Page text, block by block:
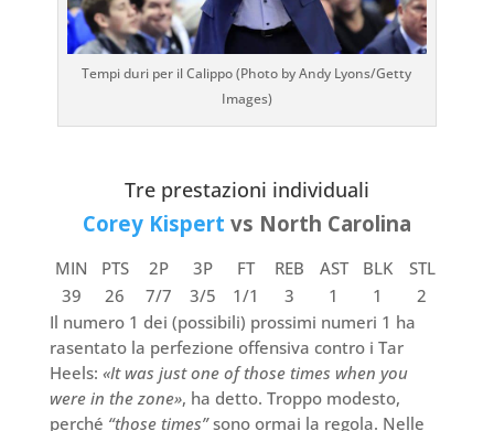
Tempi duri per il Calippo (Photo by Andy Lyons/Getty
Images)
Tre prestazioni individuali
Corey Kispert vs North Carolina
MIN PTS 2P 3P FT REB AST BLK
STL
39
26 7/7 3/5 1/1 3 1 1
2
Il numero 1 dei (possibili) prossimi numeri 1 ha
rasentato la perfezione offensiva contro i Tar
Heels: «It was just one of those times when you
were in the zone», ha detto. Troppo modesto,
perché “those times”sono ormai la regola. Nelle